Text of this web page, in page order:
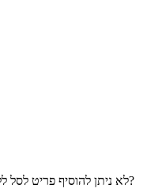
לא ניתן להוסיף פריט לסל ללא בדיקת איזור השילוח. האם ברצונך לסגור?